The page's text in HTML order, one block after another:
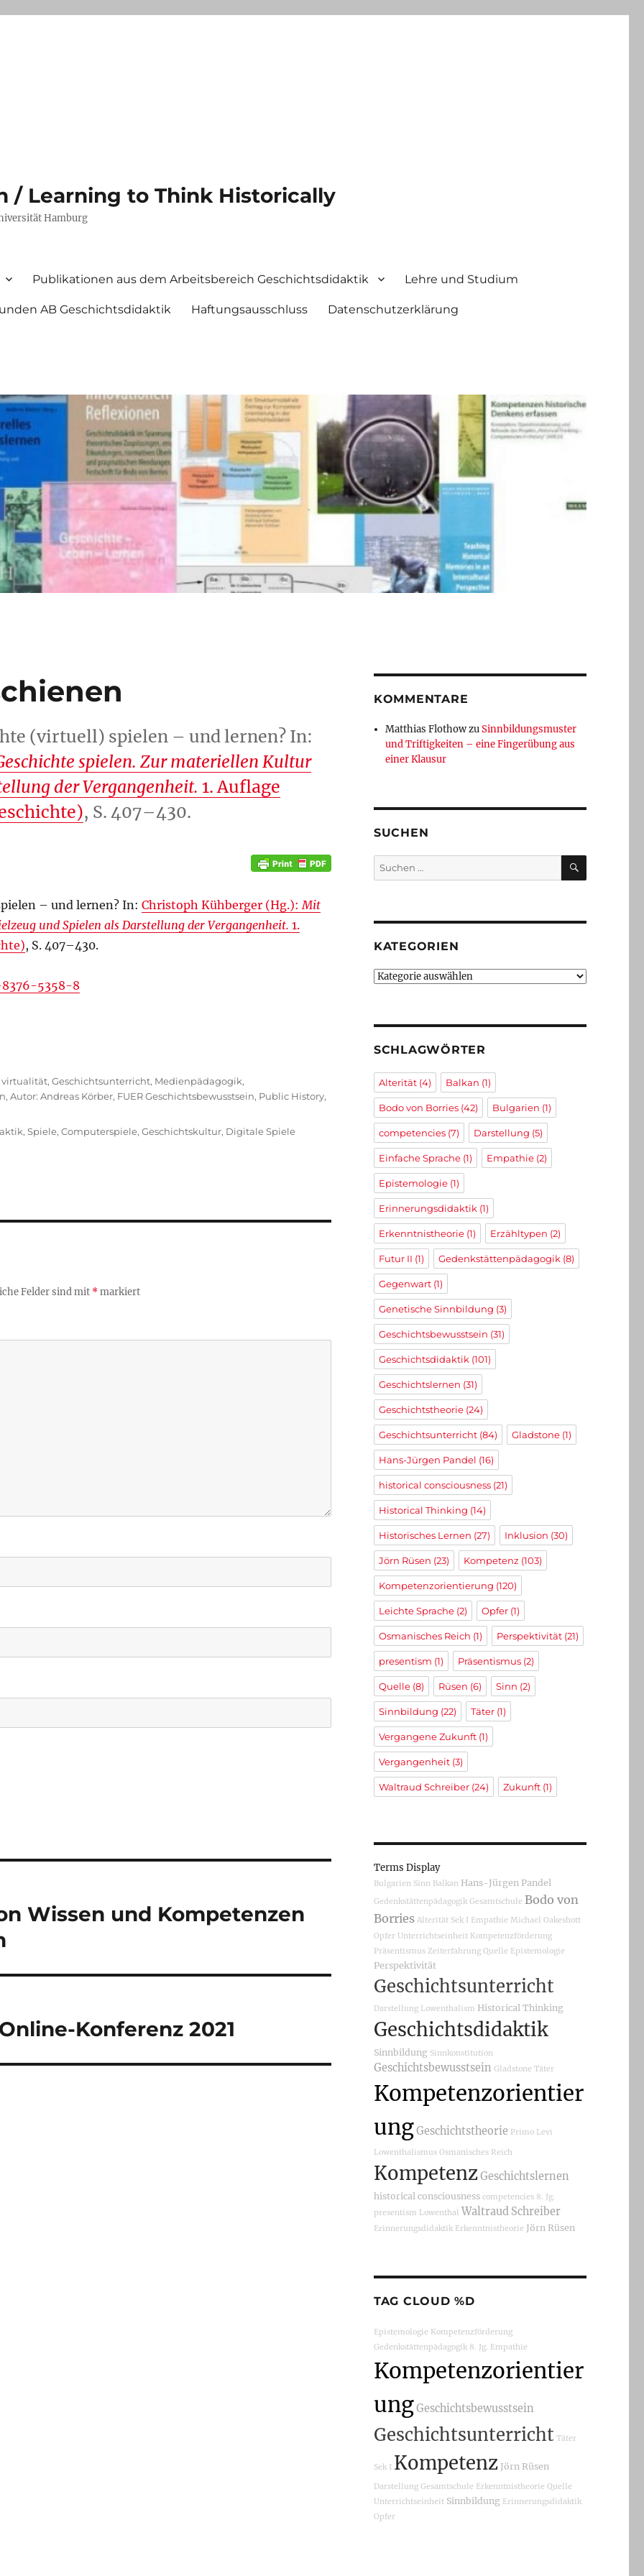
/ Learning to Think Historically
Hamburg
Publikationen aus dem Arbeitsbereich Geschichtsdidaktik Lehre und Studium
AB Geschichtsdidaktik Haftungsausschluss Datenschutzerklärung
(virtuell) spielen – und lernen? In:
spielen. Zur materiellen Kultur
der Vergangenheit. 1. Auflage
, S. 407–430.
– und lernen? In:Christoph Kühberger (Hg.):Mit
und Spielen als Darstellung der Vergangenheit. 1.
, S. 407–430.
5358-8
virtualität,Geschichtsunterricht, Medienpädagogik,
,Autor: Andreas Körber, FUER Geschichtsbewusstsein, Public History,
,Spiele,Computerspiele,Geschichtskultur, Digitale Spiele
Felder sind mit *markiert
Wissen und Kompetenzen
Konferenz 2021
KOMMENTARE
Matthias FlothowzuSinnbildungsmuster
und Triftigkeiten – eine Fingerübung aus
einer Klausur
SUCHEN
Suchen
nach:
SUCHEN
KATEGORIEN
Kategorien
SCHLAGWÖRTER
Alterität(4) Balkan (1)
Bodo von Borries(42) Bulgarien (1)
competencies(7) Darstellung (5)
Einfache Sprache(1) Empathie(2)
Epistemologie(1)
Erinnerungsdidaktik (1)
Erkenntnistheorie(1) Erzähltypen (2)
Futur II (1) Gedenkstättenpädagogik (8)
Gegenwart(1)
Genetische Sinnbildung (3)
Geschichtsbewusstsein (31)
Geschichtsdidaktik (101)
Geschichtslernen (31)
Geschichtstheorie(24)
Geschichtsunterricht(84) Gladstone(1)
Hans-Jürgen Pandel (16)
historical consciousness(21)
Historical Thinking (14)
Historisches Lernen (27) Inklusion (30)
Jörn Rüsen (23) Kompetenz (103)
Kompetenzorientierung (120)
Leichte Sprache(2) Opfer(1)
Osmanisches Reich (1) Perspektivität(21)
presentism (1) Präsentismus(2)
Quelle(8) Rüsen (6) Sinn (2)
Sinnbildung (22) Täter(1)
Vergangene Zukunft(1)
Vergangenheit(3)
Waltraud Schreiber(24) Zukunft(1)
Terms Display
Bulgarien Sinn Balkan Hans-Jürgen Pandel
Gedenkstättenpädagogik Gesamtschule Bodo von
Borries Alterität Sek I Empathie Michael Oakeshott
Opfer Unterrichtseinheit Kompetenzförderung
Präsentismus Zeiterfahrung Quelle Epistemologie
Perspektivität
Geschichtsunterricht
Darstellung Lowenthalism Historical Thinking
Geschichtsdidaktik
Sinnbildung Sinnkonstitution
Geschichtsbewusstsein Gladstone Täter
Kompetenzorientier
ungGeschichtstheorie Primo Levi
Lowenthalismus Osmanisches Reich
KompetenzGeschichtslernen
historical consciousness competencies 8. Jg.
presentism Lowenthal Waltraud Schreiber
Erinnerungsdidaktik Erkenntnistheorie Jörn Rüsen
TAG CLOUD %D
Epistemologie Kompetenzförderung
Gedenkstättenpädagogik 8. Jg. Empathie
Kompetenzorientier
ungGeschichtsbewusstsein
Geschichtsunterricht Täter
Sek I Kompetenz Jörn Rüsen
Darstellung Gesamtschule Erkenntnistheorie Quelle
Unterrichtseinheit Sinnbildung Erinnerungsdidaktik
Opfer